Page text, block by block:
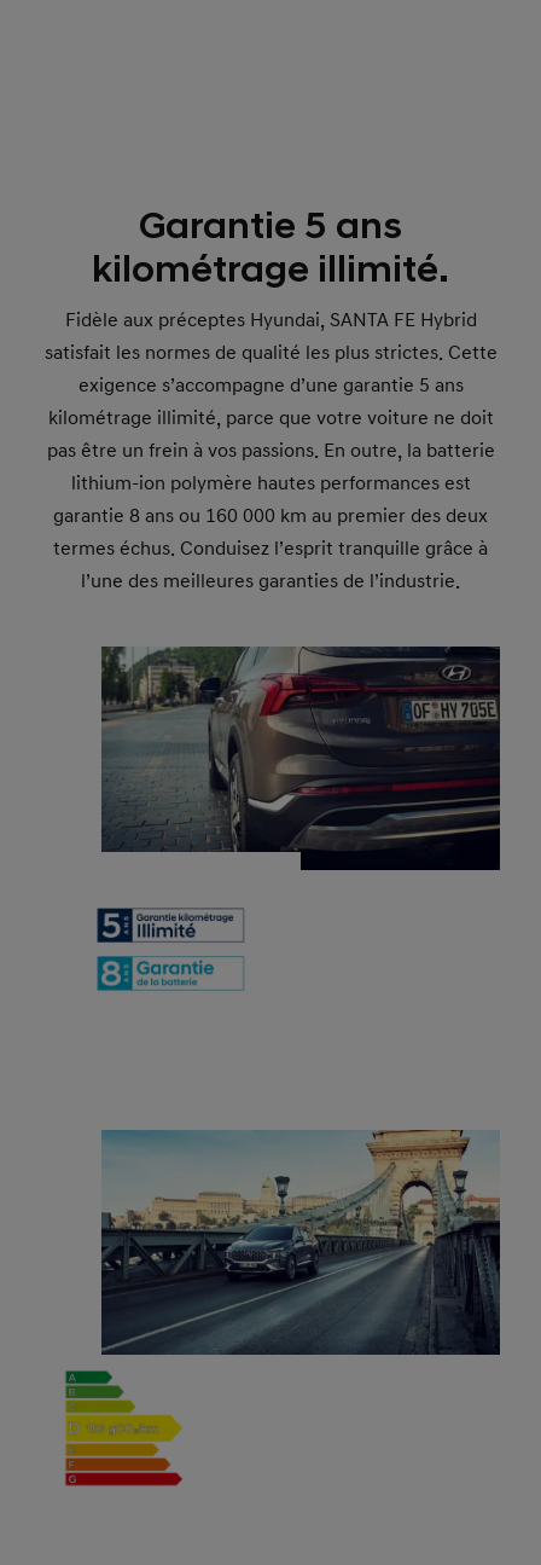
Garantie 5 ans
kilométrage illimité.
Fidèle aux préceptes Hyundai, SANTA FE Hybrid
satisfait les normes de qualité les plus strictes. Cette
exigence s’accompagne d’une garantie 5 ans
kilométrage illimité, parce que votre voiture ne doit
pas être un frein à vos passions. En outre, la batterie
lithium-ion polymère hautes performances est
garantie 8 ans ou 160 000 km au premier des deux
termes échus. Conduisez l’esprit tranquille grâce à
l’une des meilleures garanties de l’industrie.